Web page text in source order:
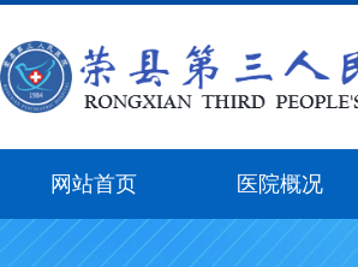
网站首页 医院概况